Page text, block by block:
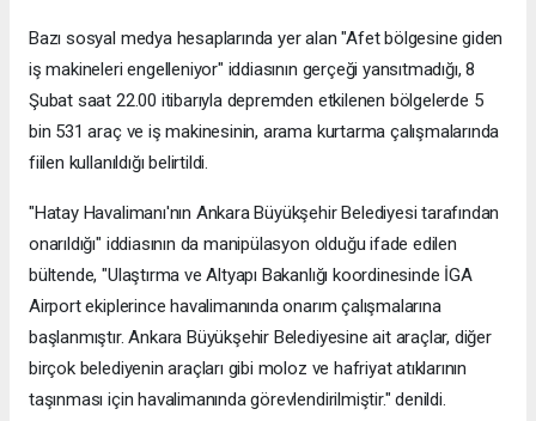
Bazı sosyal medya hesaplarında yer alan "Afet bölgesine giden
iş makineleri engelleniyor" iddiasının gerçeği yansıtmadığı, 8
Şubat saat 22.00 itibarıyla depremden etkilenen bölgelerde 5
bin 531 araç ve iş makinesinin, arama kurtarma çalışmalarında
fiilen kullanıldığı belirtildi.
"Hatay Havalimanı'nın Ankara Büyükşehir Belediyesi tarafından
onarıldığı" iddiasının da manipülasyon olduğu ifade edilen
bültende, "Ulaştırma ve Altyapı Bakanlığı koordinesinde İGA
Airport ekiplerince havalimanında onarım çalışmalarına
başlanmıştır. Ankara Büyükşehir Belediyesine ait araçlar, diğer
birçok belediyenin araçları gibi moloz ve hafriyat atıklarının
taşınması için havalimanında görevlendirilmiştir." denildi.